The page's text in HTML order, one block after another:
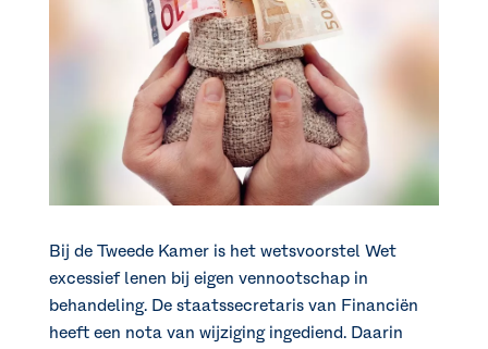
Bij de Tweede Kamer is het wetsvoorstel Wet
excessief lenen bij eigen vennootschap in
behandeling. De staatssecretaris van Financiën
heeft een nota van wijziging ingediend. Daarin